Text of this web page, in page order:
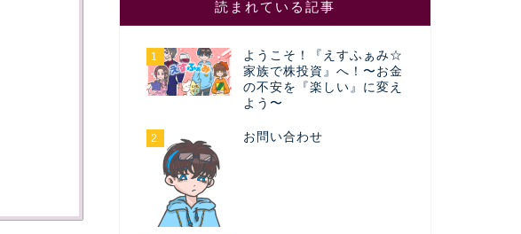
読まれている記事
1
ようこそ！『えすふぁみ☆
家族で株投資』へ！〜お金
の不安を『楽しい』に変え
よう〜
2 お問い合わせ